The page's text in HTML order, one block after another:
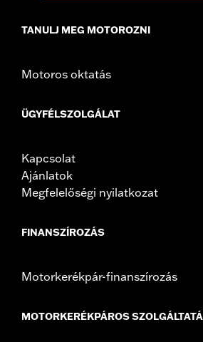
TANULJ MEG MOTOROZNI
Motoros oktatás
ÜGYFÉLSZOLGÁLAT
Kapcsolat
Ajánlatok
Megfelelőségi nyilatkozat
FINANSZÍROZÁS
Motorkerékpár-finanszírozás
MOTORKERÉKPÁROS